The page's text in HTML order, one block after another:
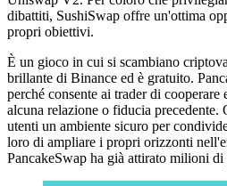
dibattiti, SushiSwap offre un'ottima
propri obiettivi.
È un gioco in cui si scambiano
brillante di Binance ed è gratuito.
perché consente ai trader di cooperare
alcuna relazione o fiducia precedente.
utenti un ambiente sicuro per
loro di ampliare i propri orizzonti
PancakeSwap ha già attirato milioni di